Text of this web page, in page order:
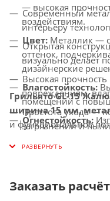
— высокая
воздействиям.
Цвет: Металлик —
оттенок,
дизайнерские
Влагостойкость:
помещений с
Огнестойкость:
материалов,
безопасности.
интегрируется с
осветительными
Современный
интерьеру
Открытая
визуально делает
Высокая
повреждениям,
Простота ухода —
загрязнений и
Универсальное
Грильято GL-15
ширина 15 мм,
и функциональное
подчеркивает их
Заказать